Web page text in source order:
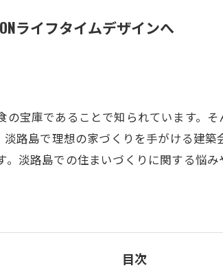
ライフタイムデザインへ
宝庫であることで知られています。
淡路島で理想の家づくりを手がける
淡路島での住まいづくりに関する悩み
目次